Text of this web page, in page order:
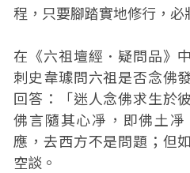
程，只要腳踏實地修行，必
在《六祖壇經．疑問品》
刺史韋璩問六祖是否念佛
回答：「迷人念佛求生於
佛言隨其心凈，即佛土
應，去西方不是問題；但
空談。